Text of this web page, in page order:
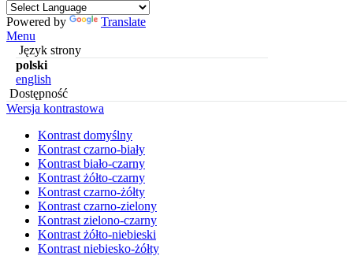
Powered by
Translate
Menu
Język strony
polski
english
Dostępność
Wersja kontrastowa
Kontrast domyślny
Kontrast czarno-biały
Kontrast biało-czarny
Kontrast żółto-czarny
Kontrast czarno-żółty
Kontrast czarno-zielony
Kontrast zielono-czarny
Kontrast żółto-niebieski
Kontrast niebiesko-żółty